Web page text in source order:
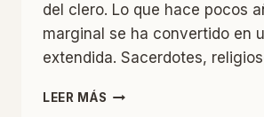
del clero. Lo que hace pocos
marginal se ha convertido en
extendida. Sacerdotes,
LEER MÁS ¿DEBERÍA